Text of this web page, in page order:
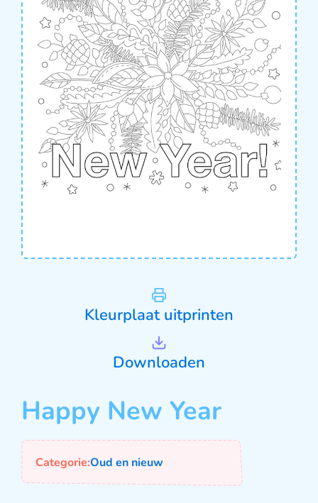
Kleurplaat uitprinten
Downloaden
Happy New Year
Categorie:Oud en nieuw